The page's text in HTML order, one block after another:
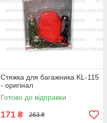
Стяжка для багажника KL-115
- оригінал
Готово до відправки
171 ₴ 263 ₴